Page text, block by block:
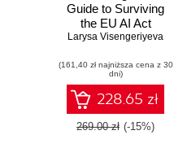
Guide to Surviving
the EU AI Act
Larysa Visengeriyeva
(161,40 zł najniższa cena z 30
dni)
228.65 zł
269.00 zł (-15%)